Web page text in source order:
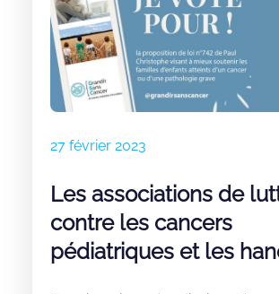
Fondation Perce-Neigeet Eva,
27 février 2023
Les associations de
contre les cancers
pédiatriques et les